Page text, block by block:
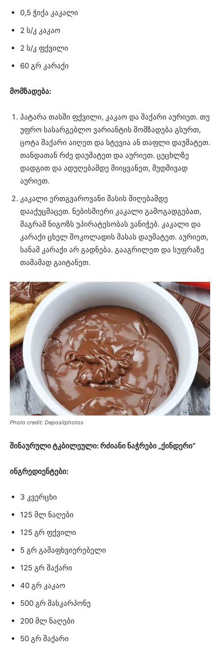
0,5 ჭიქა კაკალი
2 ს/კ კაკაო
2 ს/კ ფქვილი
60 გრ კარაქი
მომზადება:
პატარა თასში ფქვილი, კაკაო და შაქარი აურიეთ. თუ
უფრო სასარგებლო ვარიანტის მომზადება გსურთ,
ცოტა შაქარი აიღეთ და სტევია ან თაფლი დაუმატეთ.
თანდათან რძე დაუმატეთ და აურიეთ. ცეცხლზე
დადგით და ადუღებამდე მიიყვანეთ, მუდმივად
აურიეთ.
კაკალი ერთგვაროვანი მასის მიღებამდე
დააქუცმაცეთ. ნებისმიერი კაკალი გამოგადგებათ,
მაგრამ ნიგოზს უპირატესობას ვანიჭებ. კაკალი და
კარაქი ცხელ შოკოლადის მასას დაუმატეთ. აურიეთ,
სანამ კარაქი არ გადნება. გააგრილეთ და სუფრაზე
თამამად გაიტანეთ.
Photo credit: Depositphotos
შინაურული ტკბილეული: რძიანი ნაჭრები „ქინდერი“
ინგრედიენტები:
3 კვერცხი
125 მლ ნაღები
125 გრ ფქვილი
5 გრ გამაფხვიერებელი
125 გრ შაქარი
40 გრ კაკაო
500 გრ მასკარპონე
200 მლ ნაღები
50 გრ შაქარი